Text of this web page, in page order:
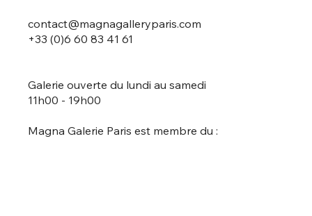
contact@magnagalleryparis.com
+33 (0)6 60 83 41 61
Galerie ouverte du lundi au samedi
11h00 - 19h00
Magna Galerie Paris est membre du :